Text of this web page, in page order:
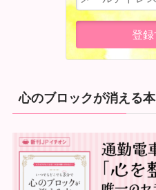
心のブロックが消える本